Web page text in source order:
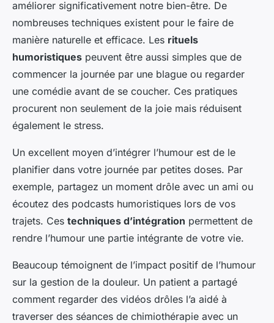
améliorer significativement notre bien-être. De
nombreuses techniques existent pour le faire de
manière naturelle et efficace. Les rituels
humoristiques peuvent être aussi simples que de
commencer la journée par une blague ou regarder
une comédie avant de se coucher. Ces pratiques
procurent non seulement de la joie mais réduisent
également le stress.
Un excellent moyen d’intégrer l’humour est de le
planifier dans votre journée par petites doses. Par
exemple, partagez un moment drôle avec un ami ou
écoutez des podcasts humoristiques lors de vos
trajets. Ces techniques d’intégration permettent de
rendre l’humour une partie intégrante de votre vie.
Beaucoup témoignent de l’impact positif de l’humour
sur la gestion de la douleur. Un patient a partagé
comment regarder des vidéos drôles l’a aidé à
traverser des séances de chimiothérapie avec un